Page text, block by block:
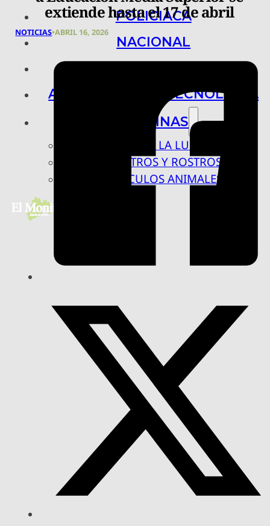
POLICIACA
NACIONAL
ARTE, CIENCIA Y TECNOLOGÍA
COLUMNAS
BAJO LA LUPA
RASTROS Y ROSTROS
VÍNCULOS ANIMALES
extiende hasta el 17 de abril
NOTICIAS•ABRIL 16, 2026